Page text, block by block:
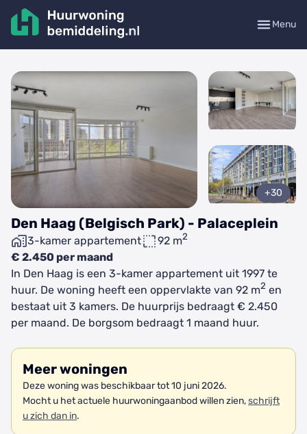
Menu
Den Haag (Belgisch Park) - Palaceplein
3-kamer appartement 92 m2
€ 2.450 per maand
+30
In Den Haag is een 3-kamer appartement uit 1997 te
huur. De woning heeft een oppervlakte van 92 m2 en
bestaat uit 3 kamers. De huurprijs bedraagt € 2.450
per maand. De borgsom bedraagt 1 maand huur.
Meer woningen
Deze woning was beschikbaar tot 10 juni 2026.
Mocht u het actuele huurwoningaanbod willen zien,schrijft
u zich dan in.